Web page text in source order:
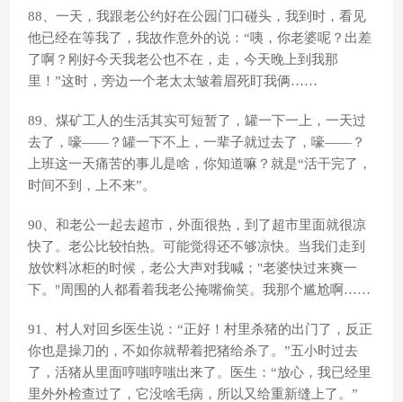
88、一天，我跟老公约好在公园门口碰头，我到时，看见
他已经在等我了，我故作意外的说：“咦，你老婆呢？出差
了啊？刚好今天我老公也不在，走，今天晚上到我那
里！”这时，旁边一个老太太皱着眉死盯我俩……
89、煤矿工人的生活其实可短暂了，罐一下一上，一天过
去了，嚎——？罐一下不上，一辈子就过去了，嚎——？
上班这一天痛苦的事儿是啥，你知道嘛？就是“活干完了，
时间不到，上不来”。
90、和老公一起去超市，外面很热，到了超市里面就很凉
快了。老公比较怕热。可能觉得还不够凉快。当我们走到
放饮料冰柜的时候，老公大声对我喊；"老婆快过来爽一
下。"周围的人都看着我老公掩嘴偷笑。我那个尴尬啊……
91、村人对回乡医生说：“正好！村里杀猪的出门了，反正
你也是操刀的，不如你就帮着把猪给杀了。”五小时过去
了，活猪从里面哼嗤哼嗤出来了。医生：“放心，我已经里
里外外检查过了，它没啥毛病，所以又给重新缝上了。”